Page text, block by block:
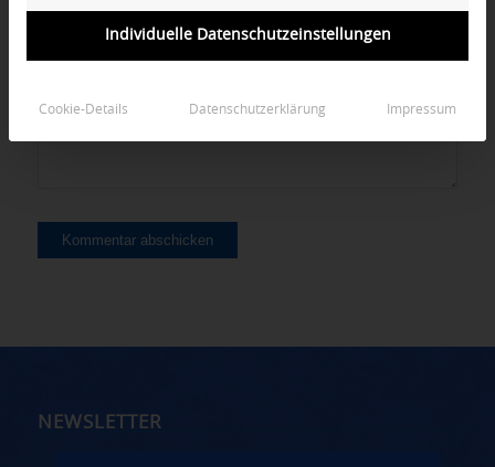
NEWSLETTER
Individuelle Datenschutzeinstellungen
Cookie-Details Datenschutzerklärung Impressum